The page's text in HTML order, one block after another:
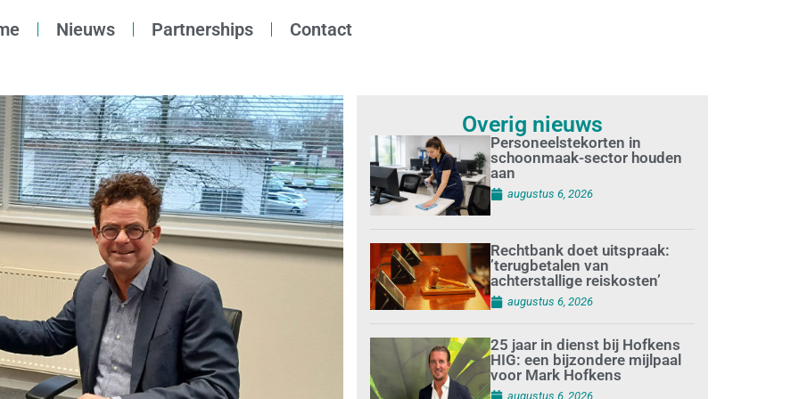
Nieuws Partnerships Contact
Overig nieuws
Personeelstekorten in
schoonmaak-sector houden
aan
augustus 6, 2026
Rechtbank doet uitspraak:
’terugbetalen van
achterstallige reiskosten’
augustus 6, 2026
25 jaar in dienst bij Hofkens
HIG: een bijzondere mijlpaal
voor Mark Hofkens
augustus 6, 2026